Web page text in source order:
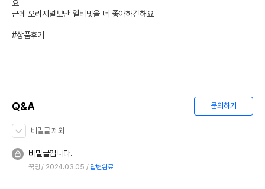
요
근데 오리지널보단 얼티밋을 더 좋아하긴해요
#상품후기
Q&A 문의하기
비밀글 제외
비밀글입니다.
꾺잉 2024.03.05 답변완료